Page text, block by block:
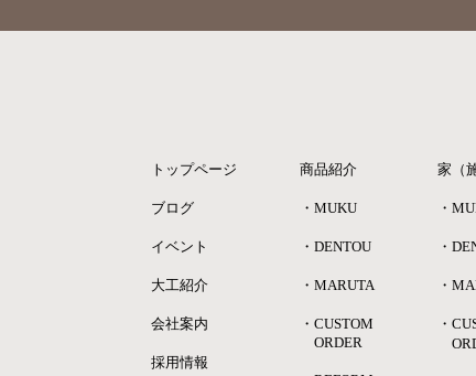
トップページ
ブログ
イベント
大工紹介
会社案内
採用情報
商品紹介
・MUKU
・DENTOU
・MARUTA
・CUSTOM
ORDER
家（
・
・
・
・